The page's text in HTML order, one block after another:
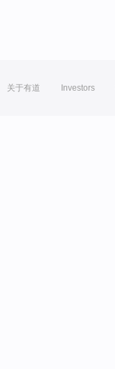
关于有道 Investors